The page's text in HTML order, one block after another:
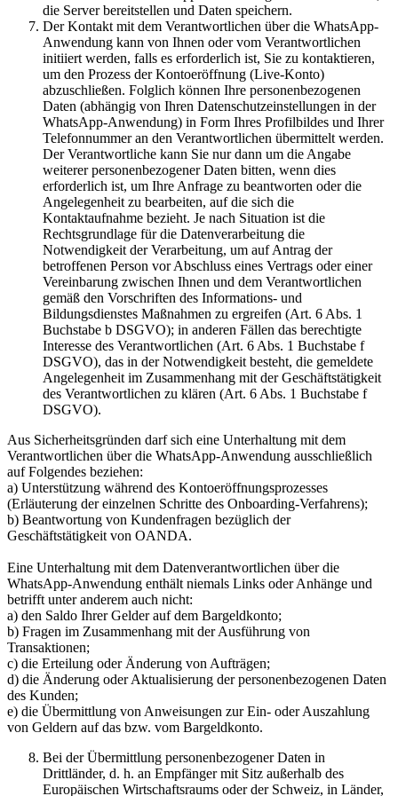
die Server bereitstellen und Daten speichern.
Der Kontakt mit dem Verantwortlichen über die WhatsApp-
Anwendung kann von Ihnen oder vom Verantwortlichen
initiiert werden, falls es erforderlich ist, Sie zu kontaktieren,
um den Prozess der Kontoeröffnung (Live-Konto)
abzuschließen. Folglich können Ihre personenbezogenen
Daten (abhängig von Ihren Datenschutzeinstellungen in der
WhatsApp-Anwendung) in Form Ihres Profilbildes und Ihrer
Telefonnummer an den Verantwortlichen übermittelt werden.
Der Verantwortliche kann Sie nur dann um die Angabe
weiterer personenbezogener Daten bitten, wenn dies
erforderlich ist, um Ihre Anfrage zu beantworten oder die
Angelegenheit zu bearbeiten, auf die sich die
Kontaktaufnahme bezieht. Je nach Situation ist die
Rechtsgrundlage für die Datenverarbeitung die
Notwendigkeit der Verarbeitung, um auf Antrag der
betroffenen Person vor Abschluss eines Vertrags oder einer
Vereinbarung zwischen Ihnen und dem Verantwortlichen
gemäß den Vorschriften des Informations- und
Bildungsdienstes Maßnahmen zu ergreifen (Art. 6 Abs. 1
Buchstabe b DSGVO); in anderen Fällen das berechtigte
Interesse des Verantwortlichen (Art. 6 Abs. 1 Buchstabe f
DSGVO), das in der Notwendigkeit besteht, die gemeldete
Angelegenheit im Zusammenhang mit der Geschäftstätigkeit
des Verantwortlichen zu klären (Art. 6 Abs. 1 Buchstabe f
DSGVO).
Aus Sicherheitsgründen darf sich eine Unterhaltung mit dem
Verantwortlichen über die WhatsApp-Anwendung ausschließlich
auf Folgendes beziehen:
a) Unterstützung während des Kontoeröffnungsprozesses
(Erläuterung der einzelnen Schritte des Onboarding-Verfahrens);
b) Beantwortung von Kundenfragen bezüglich der
Geschäftstätigkeit von OANDA.
Eine Unterhaltung mit dem Datenverantwortlichen über die
WhatsApp-Anwendung enthält niemals Links oder Anhänge und
betrifft unter anderem auch nicht:
a) den Saldo Ihrer Gelder auf dem Bargeldkonto;
b) Fragen im Zusammenhang mit der Ausführung von
Transaktionen;
c) die Erteilung oder Änderung von Aufträgen;
d) die Änderung oder Aktualisierung der personenbezogenen Daten
des Kunden;
e) die Übermittlung von Anweisungen zur Ein- oder Auszahlung
von Geldern auf das bzw. vom Bargeldkonto.
Bei der Übermittlung personenbezogener Daten in
Drittländer, d. h. an Empfänger mit Sitz außerhalb des
Europäischen Wirtschaftsraums oder der Schweiz, in Länder,